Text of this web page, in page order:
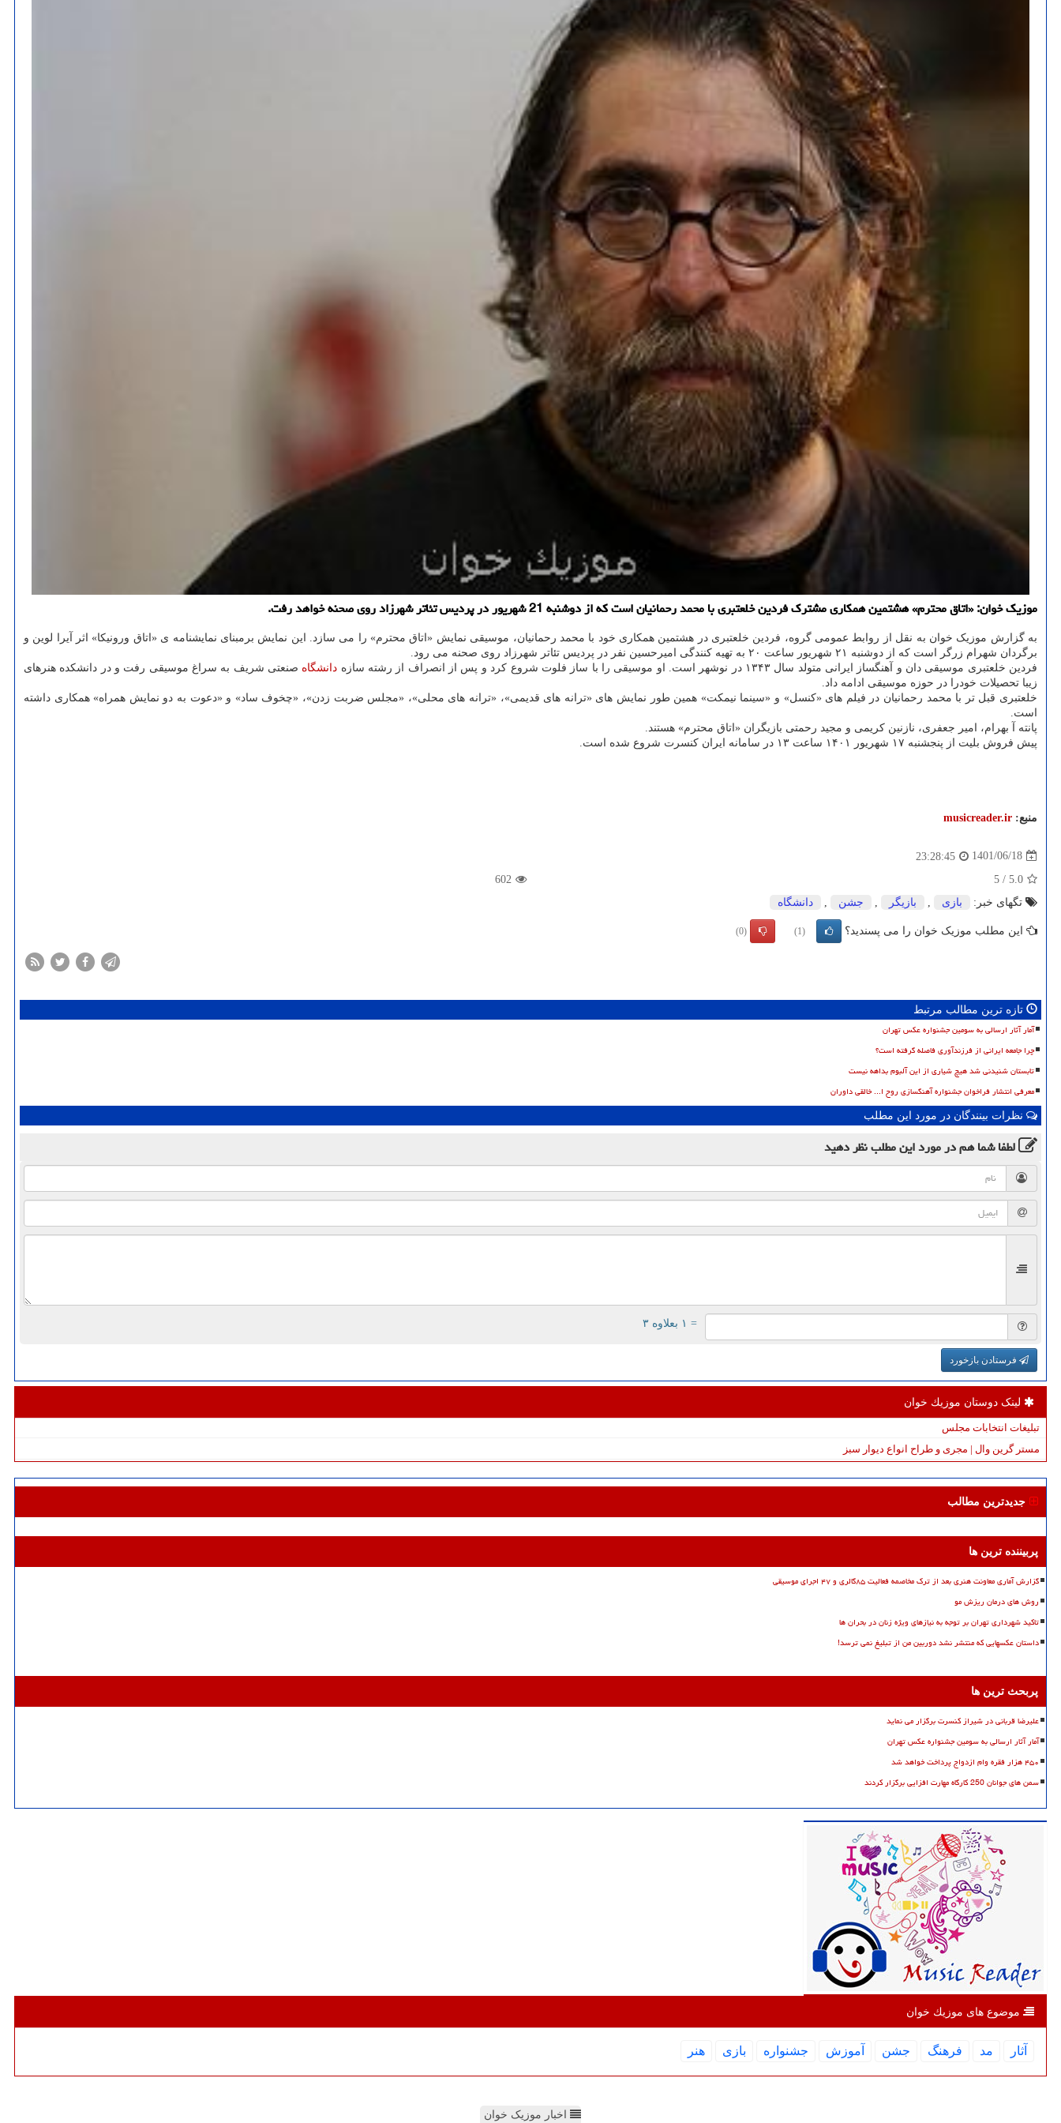
موزیک خوان: «اتاق محترم» هشتمین همکاری مشترک فردین خلعتبری با محمد رحمانیان است که از دوشنبه 21 شهریور در پردیس تئاتر شهرزاد روی صحنه خواهد رفت.
به گزارش موزیک خوان به نقل از روابط عمومی گروه، فردین خلعتبری در هشتمین همکاری خود با محمد رحمانیان، موسیقی نمایش «اتاق محترم» را می سازد. این نمایش برمبنای نمایشنامه ی «اتاق ورونیکا» اثر آیرا لوین و
برگردان شهرام زرگر است که از دوشنبه ۲۱ شهریور ساعت ۲۰ به تهیه کنندگی امیرحسین نفر در پردیس تئاتر شهرزاد روی صحنه می رود.
فردین خلعتبری موسیقی دان و آهنگساز ایرانی متولد سال ۱۳۴۳ در نوشهر است. او موسیقی را با ساز فلوت شروع کرد و پس از انصراف از رشته سازه
دانشگاه صنعتی شریف به سراغ موسیقی رفت و در دانشکده هنرهای
زیبا تحصیلات خودرا در حوزه موسیقی ادامه داد.
خلعتبری قبل تر با محمد رحمانیان در فیلم های «کنسل» و «سینما نیمکت» همین طور نمایش های «ترانه های قدیمی»، «ترانه های محلی»، «مجلس ضربت زدن»، «چخوف ساد» و «دعوت به دو نمایش همراه» همکاری داشته
است.
پانته آ بهرام، امیر جعفری، نازنین کریمی و مجید رحمتی بازیگران «اتاق محترم» هستند.
پیش فروش بلیت از پنجشنبه ۱۷ شهریور ۱۴۰۱ ساعت ۱۳ در سامانه ایران کنسرت شروع شده است.
منبع: musicreader.ir
1401/06/18
23:28:45
5.0
/
5
602
تگهای خبر:
بازی بازیگر جشن دانشگاه
این مطلب موزیک خوان را می پسندید؟ (1)
(0)
تازه ترین مطالب مرتبط
آمار آثار ارسالی به سومین جشنواره عکس تهران
چرا جامعه ایرانی از فرزندآوری فاصله گرفته است؟
تابستان شنیدنی شد هیچ شیاری از این آلبوم بداهه نیست
معرفی انتشار فراخوان جشنواره آهنگسازی روح ا... خالقی داوران
نظرات بینندگان در مورد این مطلب
لطفا شما همدر مورد این مطلبنظر دهید
= ۱ بعلاوه ۳
فرستادن بازخورد
لینک دوستان موزیك خوان
تبلیغات انتخابات مجلس
مستر گرین وال | مجری و طراح انواع دیوار سبز
جدیدترین مطالب
پربیننده ترین ها
گزارش آماری معاونت هنری بعد از ترک مخاصمه فعالیت ۸۵گالری و ۴۷ اجرای موسیقی
روش های درمان ریزش مو
تاکید شهرداری تهران بر توجه به نیازهای ویژه زنان در بحران ها
داستان عکسهایی که منتشر نشد دوربین من از تبلیغ نمی ترسد!
پربحث ترین ها
علیرضا قربانی در شیراز کنسرت برگزار می نماید
آمار آثار ارسالی به سومین جشنواره عکس تهران
۴۵۰ هزار فقره وام ازدواج پرداخت خواهد شد
سمن های جوانان 250 کارگاه مهارت افزایی برگزار کردند
موضوع های موزیك خوان
آثار مد فرهنگ جشن آموزش جشنواره بازی هنر
اخبار موزیک خوان